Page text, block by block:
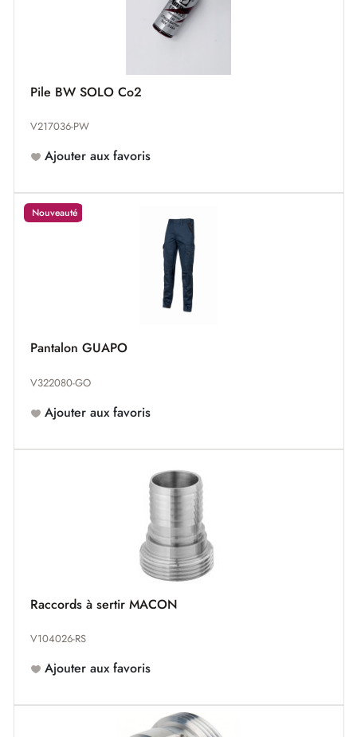
Pile BW SOLO Co2
V217036-PW
Ajouter aux favoris
Nouveauté
Pantalon GUAPO
V322080-GO
Ajouter aux favoris
Raccords à sertir MACON
V104026-RS
Ajouter aux favoris